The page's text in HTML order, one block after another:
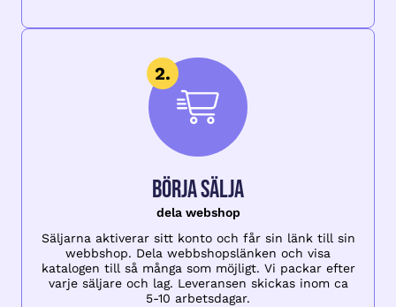
Börja sälja
dela webshop
Säljarna aktiverar sitt konto och får sin länk till sin
webbshop. Dela webbshopslänken och visa
katalogen till så många som möjligt. Vi packar efter
varje säljare och lag. Leveransen skickas inom ca
5-10 arbetsdagar.